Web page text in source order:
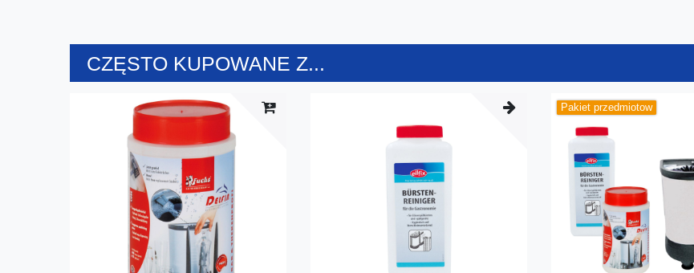
CZĘSTO KUPOWANE Z...
Pakiet przedmiotow